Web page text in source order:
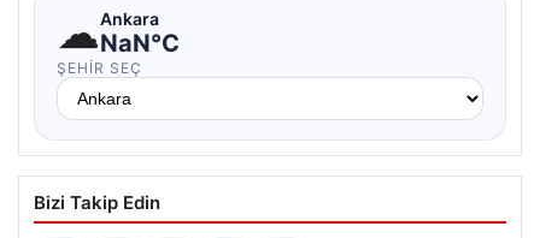
☁Ankara
NaN°C
ŞEHIR SEÇ
Bizi Takip Edin